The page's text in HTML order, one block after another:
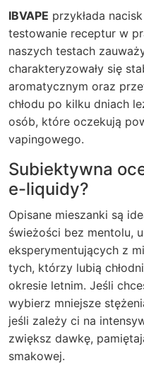
IBVAPE przykłada
testowanie receptur w
naszych testach
charakteryzowały się
aromatycznym oraz
chłodu po kilku dniach
osób, które oczekują
vapingowego.
Subiektywna
e-liquidy?
Opisane mieszanki są
świeżości bez mentolu,
eksperymentujących z
tych, którzy lubią
okresie letnim. Jeśli
wybierz mniejsze
jeśli zależy ci na
zwiększ dawkę,
smakowej.